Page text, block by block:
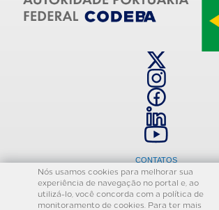
CONTATOS
OUVIDORIA
ESTÁGIOS
TERMOS DE USO E POLÍTICA DE
Nós usamos cookies para melhorar sua
experiência de navegação no portal e, ao
utilizá-lo, você concorda com a política de
monitoramento de cookies. Para ter mais